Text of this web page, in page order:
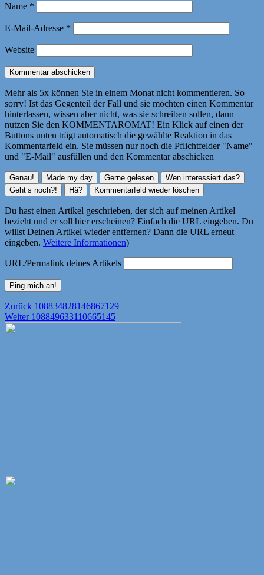
Name *
E-Mail-Adresse *
Website
Mehr als 5x können Sie in einem Monat nicht kommentieren. So
sorry! Ist das Gegenteil der Fall und sie möchten einen Kommentar
hinterlassen, wissen aber nicht, was sie schreiben sollen, dann
nutzen Sie den KOMMENTAROMAT! Ein Klick auf einen der
Buttons unten trägt automatisch die gewählte Reaktion in das
Kommentarfeld ein. Sie müssen nur noch die Pflichtfelder "Name"
und "E-Mail" ausfüllen und den Kommentar abschicken
Du hast einen Artikel geschrieben, der sich auf meinen Artikel
bezieht und er soll hier erscheinen? Einfach die URL eingeben. Du
willst Deinen Artikel wieder entfernen? Dann die URL erneut
eingeben. Weitere Informationen)
URL/Permalink deines Artikels
Beitragsnavigation
Zurück Vorheriger
Beitrag:
108834828146867129
Weiter Nächster
108849633110665145